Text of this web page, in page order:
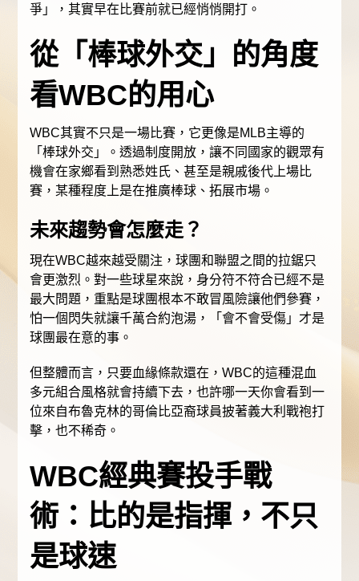
爭」，其實早在比賽前就已經悄悄開打。
從「棒球外交」的角度
看WBC的用心
WBC其實不只是一場比賽，它更像是MLB主導的
「棒球外交」。透過制度開放，讓不同國家的觀眾有
機會在家鄉看到熟悉姓氏、甚至是親戚後代上場比
賽，某種程度上是在推廣棒球、拓展市場。
未來趨勢會怎麼走？
現在WBC越來越受關注，球團和聯盟之間的拉鋸只
會更激烈。對一些球星來說，身分符不符合已經不是
最大問題，重點是球團根本不敢冒風險讓他們參賽，
怕一個閃失就讓千萬合約泡湯，「會不會受傷」才是
球團最在意的事。
但整體而言，只要血緣條款還在，WBC的這種混血
多元組合風格就會持續下去，也許哪一天你會看到一
位來自布魯克林的哥倫比亞裔球員披著義大利戰袍打
擊，也不稀奇。
WBC經典賽投手戰
術：比的是指揮，不只
是球速